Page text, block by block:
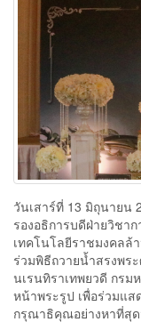
วันเสาร์ที่ 13 มิถุนายน
รองอธิการบดีฝ่ายวิชา
เทคโนโลยีราชมงคลล้
ร่วมพิธีถวายน้ำสรงพร
นเรนทิราเทพยวดี กร
หน้าพระรูป เพื่อร่วมแ
กรุณาธิคุณอย่างหาที่สุ